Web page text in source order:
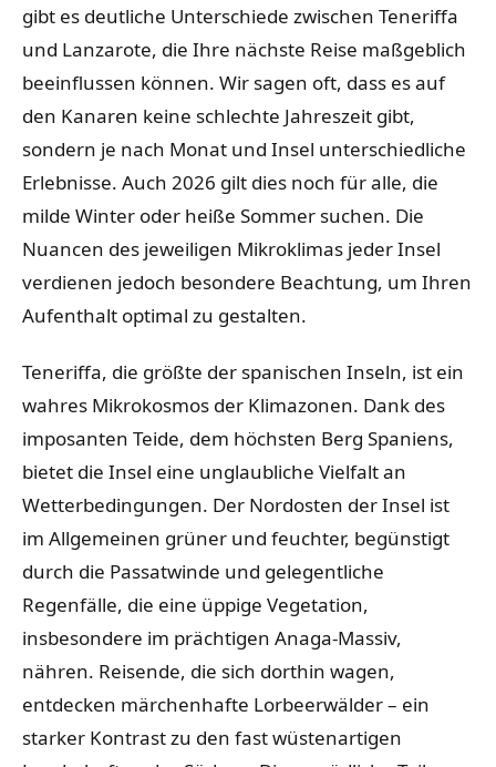
gibt es deutliche Unterschiede zwischen Teneriffa
und Lanzarote, die Ihre nächste Reise maßgeblich
beeinflussen können. Wir sagen oft, dass es auf
den Kanaren keine schlechte Jahreszeit gibt,
sondern je nach Monat und Insel unterschiedliche
Erlebnisse. Auch 2026 gilt dies noch für alle, die
milde Winter oder heiße Sommer suchen. Die
Nuancen des jeweiligen Mikroklimas jeder Insel
verdienen jedoch besondere Beachtung, um Ihren
Aufenthalt optimal zu gestalten.
Teneriffa, die größte der spanischen Inseln, ist ein
wahres Mikrokosmos der Klimazonen. Dank des
imposanten Teide, dem höchsten Berg Spaniens,
bietet die Insel eine unglaubliche Vielfalt an
Wetterbedingungen. Der Nordosten der Insel ist
im Allgemeinen grüner und feuchter, begünstigt
durch die Passatwinde und gelegentliche
Regenfälle, die eine üppige Vegetation,
insbesondere im prächtigen Anaga-Massiv,
nähren. Reisende, die sich dorthin wagen,
entdecken märchenhafte Lorbeerwälder – ein
starker Kontrast zu den fast wüstenartigen